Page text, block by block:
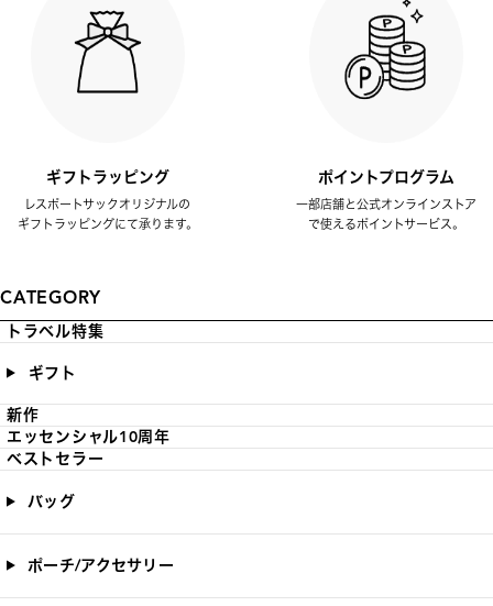
ギフトラッピング
レスポートサックオリジナルの
ギフトラッピングにて承ります。
ポイントプログラム
一部店舗と公式オンラインストア
で使えるポイントサービス。
CATEGORY
トラベル特集
ギフト
新作
エッセンシャル10周年
ベストセラー
バッグ
ポーチ/アクセサリー